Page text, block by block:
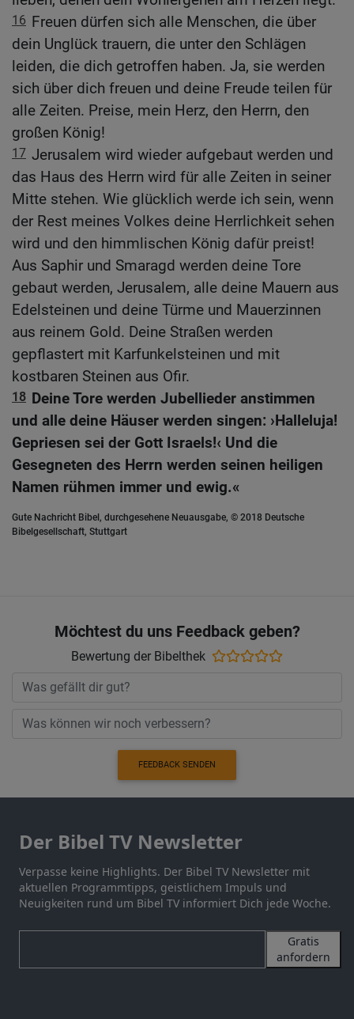
16 Freuen dürfen sich alle Menschen, die über
dein Unglück trauern, die unter den Schlägen
leiden, die dich getroffen haben. Ja, sie werden
sich über dich freuen und deine Freude teilen für
alle Zeiten. Preise, mein Herz, den Herrn, den
großen König!
17 Jerusalem wird wieder aufgebaut werden und
das Haus des Herrn wird für alle Zeiten in seiner
Mitte stehen. Wie glücklich werde ich sein, wenn
der Rest meines Volkes deine Herrlichkeit sehen
wird und den himmlischen König dafür preist!
Aus Saphir und Smaragd werden deine Tore
gebaut werden, Jerusalem, alle deine Mauern aus
Edelsteinen und deine Türme und Mauerzinnen
aus reinem Gold. Deine Straßen werden
gepflastert mit Karfunkelsteinen und mit
kostbaren Steinen aus Ofir.
18 Deine Tore werden Jubellieder anstimmen
und alle deine Häuser werden singen: ›Halleluja!
Gepriesen sei der Gott Israels!‹ Und die
Gesegneten des Herrn werden seinen heiligen
Namen rühmen immer und ewig.«
Gute Nachricht Bibel, durchgesehene Neuausgabe, © 2018 Deutsche
Bibelgesellschaft, Stuttgart
Möchtest du uns Feedback geben?
Bewertung der Bibelthek
FEEDBACK SENDEN
Der Bibel TV Newsletter
Verpasse keine Highlights. Der Bibel TV Newsletter mit
aktuellen Programmtipps, geistlichem Impuls und
Neuigkeiten rund um Bibel TV informiert Dich jede Woche.
Gratis
anfordern